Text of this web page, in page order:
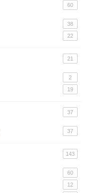
60
38
22
21
2
19
37
37
143
60
12